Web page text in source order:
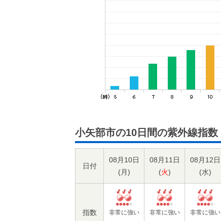
小矢部市の10日間の紫外線指数
日付
08月10日
(月)
08月11日
(火)
08月12日
(水)
指数 非常に強い 非常に強い 非常に強い